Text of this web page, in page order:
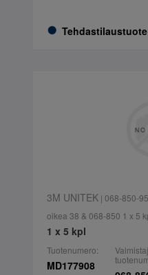
Tehdastilaustuote
3M UNITEK| 068-850-
oikea 38 & 068-850 1 x 5
1 x 5 kpl
Tuotenumero:
MD177908